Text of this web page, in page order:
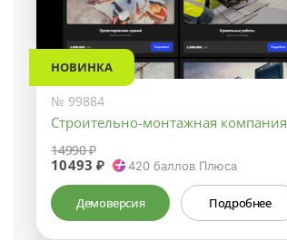
НОВИНКА
№ 99884
Строительно-монтажная компания
14990 ₽
10493 ₽ 420баллов Плюса
Демоверсия Подробнее